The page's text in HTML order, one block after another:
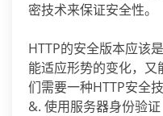
密技术来保证安全性。
HTTP的安全版本应该
能适应形势的变化，
们需要一种HTTP安全
&. 使用服务器身份验